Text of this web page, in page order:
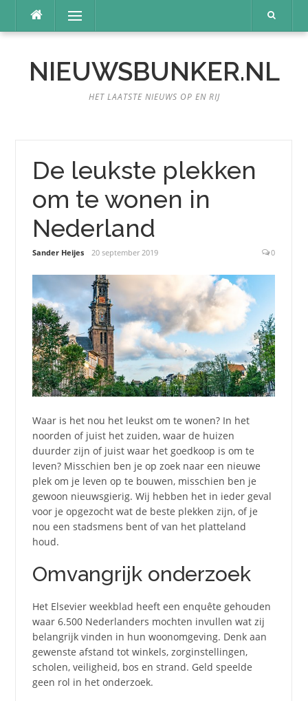
inhoud
Menu
NIEUWSBUNKER.NL
HET LAATSTE NIEUWS OP EN RIJ
De leukste plekken
om te wonen in
Nederland
Sander Heijes 20 september 2019 0
Waar is het nou het leukst om te wonen? In het
noorden of juist het zuiden, waar de huizen
duurder zijn of juist waar het goedkoop is om te
leven? Misschien ben je op zoek naar een nieuwe
plek om je leven op te bouwen, misschien ben je
gewoon nieuwsgierig. Wij hebben het in ieder geval
voor je opgezocht wat de beste plekken zijn, of je
nou een stadsmens bent of van het platteland
houd.
Omvangrijk onderzoek
Het Elsevier weekblad heeft een enquête gehouden
waar 6.500 Nederlanders mochten invullen wat zij
belangrijk vinden in hun woonomgeving. Denk aan
gewenste afstand tot winkels, zorginstellingen,
scholen, veiligheid, bos en strand. Geld speelde
geen rol in het onderzoek.